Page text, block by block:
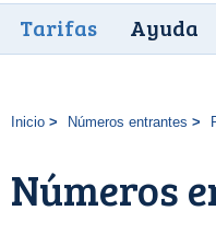
Tarifas Ayuda
Inicio Números entrantes
Números